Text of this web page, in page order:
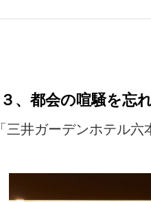
３、都会の喧騒を忘
「三井ガーデンホテル六